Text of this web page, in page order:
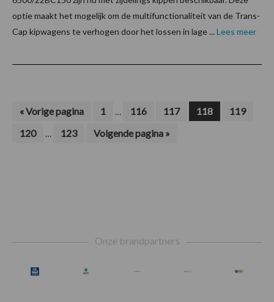
optie maakt het mogelijk om de multifunctionaliteit van de Trans-
Cap kipwagens te verhogen door het lossen in lage ... Lees meer
«Ga
Vorige pagina Pagina
1
Interim
zijn
… Pagina
116 Pagina
117 Pagina
118 Pagina
119
Pagina
120
Interim
… Pagina
123
Ga
naar
Volgende pagina »
Onze brandpartners